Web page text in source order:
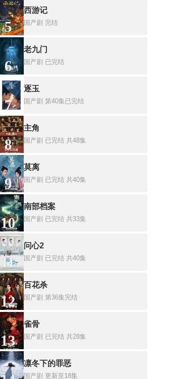
5
西游记
国产剧 完结
6
老九门
国产剧 已完结
7
逐玉
国产剧 第40集已完结
8
主角
国产剧 已完结 共48集
9
莫离
国产剧 已完结 共40集
10
南部档案
国产剧 已完结 共33集
11
问心2
国产剧 已完结 共40集
12
百花杀
国产剧 第36集完结
13
雀骨
国产剧 已完结 共28集
凛冬下的罪恶
国产剧 更新至18集